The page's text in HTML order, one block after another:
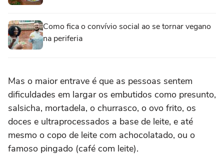
Como fica o convívio social ao se tornar vegano
na periferia
Mas o maior entrave é que as pessoas sentem
dificuldades em largar os embutidos como presunto,
salsicha, mortadela, o churrasco, o ovo frito, os
doces e ultraprocessados a base de leite, e até
mesmo o copo de leite com achocolatado, ou o
famoso pingado (café com leite).